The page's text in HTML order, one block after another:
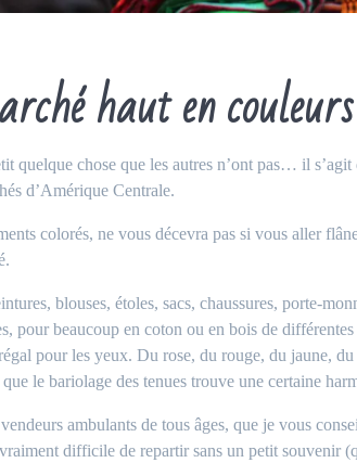
haut en couleurs
quelque chose que les autres n’ont pas… il
d’Amérique Centrale.
colorés, ne vous décevra pas si vous aller
blouses, étoles, sacs, chaussures, porte-
pour beaucoup en coton ou en bois de
pour les yeux. Du rose, du rouge, du jaune,
le bariolage des tenues trouve une certaine
ambulants de tous âges, que je vous
difficile de repartir sans un petit souvenir